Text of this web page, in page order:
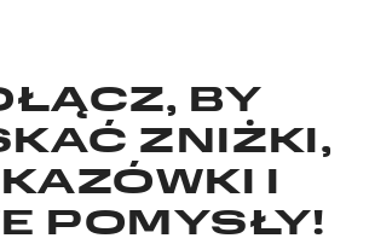
BY
ZNIŻKI,
I
POMYSŁY!